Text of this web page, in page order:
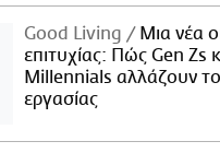
Good Living
Μια νέα
επιτυχίας: Πώς Gen Zs
Millennials αλλάζουν
εργασίας